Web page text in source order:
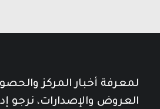
لمعرفة أخبار المركز
العروض والإصدارات، نرجو